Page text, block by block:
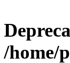
/home/